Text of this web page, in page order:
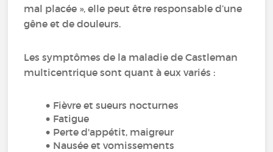
mal placée », elle peut être responsable d’une
gêne et de douleurs.
Les symptômes de la maladie de Castleman
multicentrique sont quant à eux variés :
Fièvre et sueurs nocturnes
Fatigue
Perte d'appétit, maigreur
Nausée et vomissements